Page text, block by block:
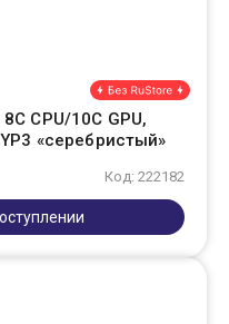
CPU/10C GPU,
«серебристый»
Код: 222182